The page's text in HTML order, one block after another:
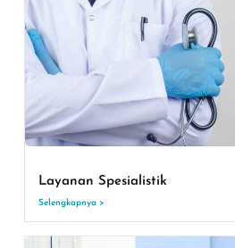
Layanan Spesialistik
Selengkapnya >